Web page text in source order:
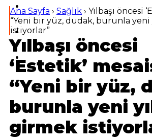
Dünya
Spor
Magazin
Sağlık
Teknoloji
Resmi İlanlar
Ana Sayfa › Sağlık › Yılbaşı öncesi
“Yeni bir yüz, dudak, burunla yeni
istiyorlar”
Yılbaşı öncesi
‘Estetik’
“Yeni bir yüz,
burunla yeni
girmek